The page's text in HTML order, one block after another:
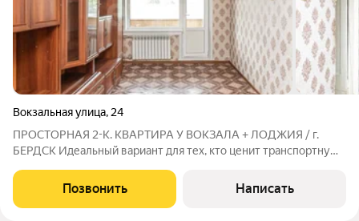
Вокзальная улица, 24
ПРОСТОРНАЯ 2-К. КВАРТИРА У ВОКЗАЛА + ЛОДЖИЯ / г.
БЕРДСК Идеальный вариант для тех, кто ценит транспортную
комфортном втором этаже полностью готова к вашему
дизайн-проекту: старая мебель
Позвонить Написать